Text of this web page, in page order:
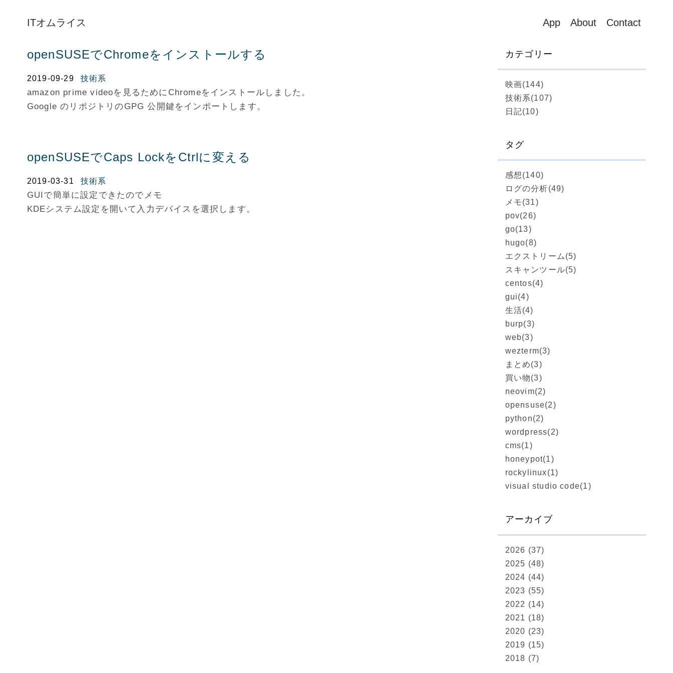
ITオムライス App About Contact
openSUSEでChromeをインストールする
2019-09-29 技術系
amazon prime videoを見るためにChromeをインストールしました。
Google のリポジトリのGPG 公開鍵をインポートします。
openSUSEでCaps LockをCtrlに変える
2019-03-31 技術系
GUIで簡単に設定できたのでメモ
KDEシステム設定を開いて入力デバイスを選択します。
カテゴリー
映画(144)
技術系(107)
日記(10)
タグ
感想(140)
ログの分析(49)
メモ(31)
pov(26)
go(13)
hugo(8)
エクストリーム (5)
スキャンツール(5)
centos(4)
gui(4)
生活(4)
burp(3)
web(3)
wezterm(3)
まとめ(3)
買い物(3)
neovim(2)
opensuse(2)
python(2)
wordpress(2)
cms(1)
honeypot(1)
rockylinux(1)
visual studio code(1)
アーカイブ
2026 (37)
2025 (48)
2024 (44)
2023 (55)
2022 (14)
2021 (18)
2020 (23)
2019 (15)
2018 (7)